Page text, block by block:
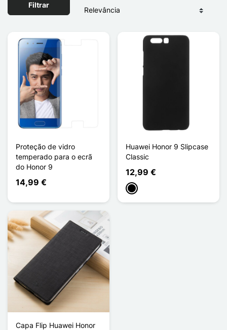
Filtrar
Proteção de vidro
temperado para o ecrã
do Honor 9
14,99 €
Huawei Honor 9 Slipcase
Classic
12,99 €
Preto
Capa Flip Huawei Honor